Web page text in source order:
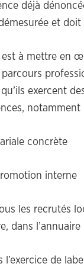
déjà
et
est à mettre en
exercent
notamment
concrète
interne
les recrutés
dans
l’exercice de